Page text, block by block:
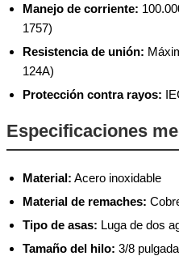
Manejo de corriente:
1757)
Resistencia de unión:
124A)
Protección contra rayos:
Especificaciones
Material: Acero inoxidable
Material de remaches:
Tipo de asas: Luga de dos
Tamaño del hilo: 3/8 pulgada